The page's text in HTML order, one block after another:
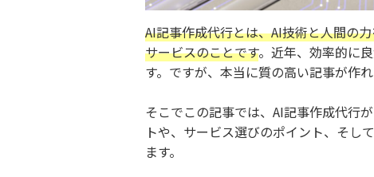
AI記事作成代行とは、AI技術と人間の
サービスのことです。近年、効率的に
す。ですが、本当に質の高い記事が作
そこでこの記事では、AI記事作成代行
トや、サービス選びのポイント、そし
ます。